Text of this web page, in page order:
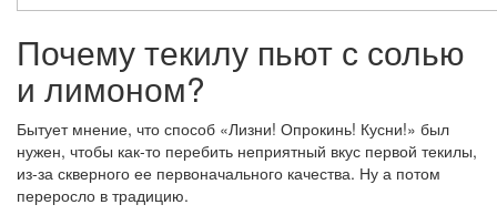
Почему текилу пьют с солью
и лимоном?
Бытует мнение, что способ «Лизни! Опрокинь! Кусни!» был
нужен, чтобы как-то перебить неприятный вкус первой текилы,
из-за скверного ее первоначального качества. Ну а потом
переросло в традицию.